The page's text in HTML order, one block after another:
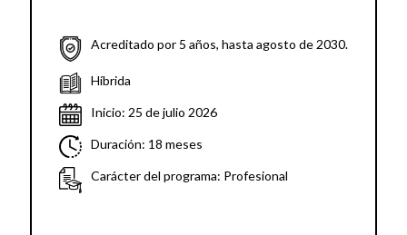
Acreditado por 5 años, hasta agosto de 2030.
Híbrida
Inicio: 25 de julio 2026
Duración: 18 meses
Carácter del programa: Profesional